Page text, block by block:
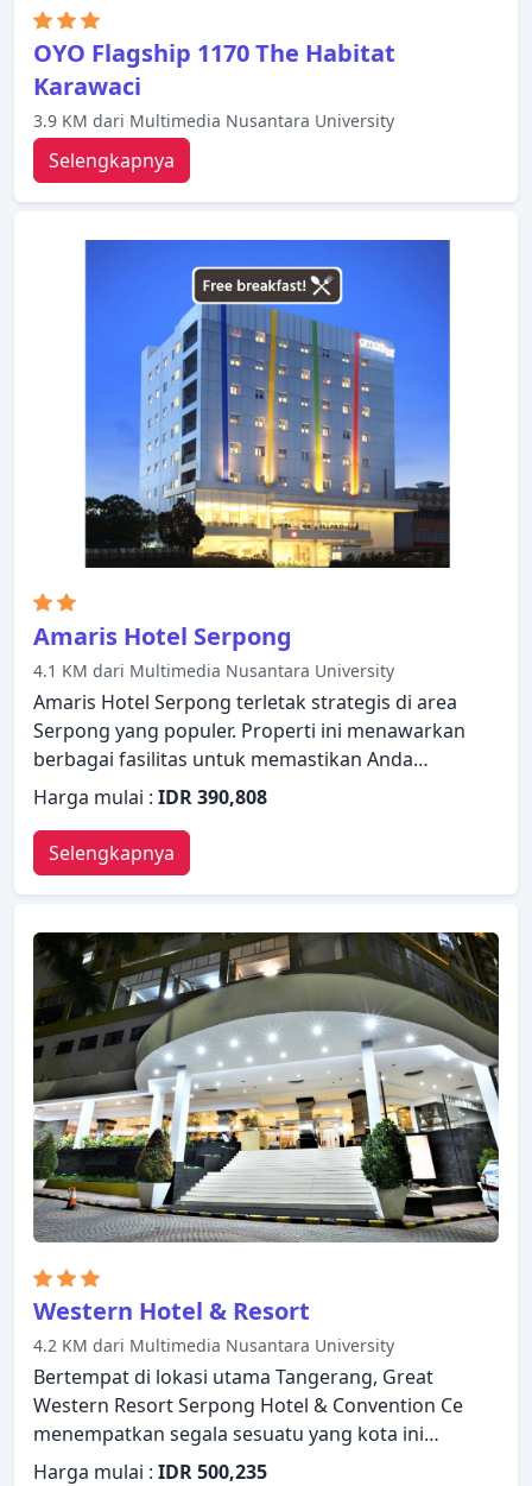
OYO Flagship 1170 The Habitat
Karawaci
3.9 KM dari Multimedia Nusantara University
Selengkapnya
Amaris Hotel Serpong
4.1 KM dari Multimedia Nusantara University
Amaris Hotel Serpong terletak strategis di area
Serpong yang populer. Properti ini menawarkan
berbagai fasilitas untuk memastikan Anda
mendapatkan pengalaman yang luar biasa. Staf
yang siap melayani akan menyambut dan
memandu Anda di Amaris Hotel Serpong.
Dirancang untuk memberikan kenyamanan,
beberapa kamar memiliki televisi layar datar, kopi
instan gratis, linen, cermin, handuk untuk
memastikan kenyamanan istirahat malam Anda.
Properti ini menawarkan berbagai pilihan fasilitas
rekreasi. Temukan semua yang Tangerang
tawarkan dengan membuat Amaris Hotel Serpong
sebagai tempat persinggahan Anda.
Harga mulai : IDR 390,808
Selengkapnya
Western Hotel & Resort
4.2 KM dari Multimedia Nusantara University
Bertempat di lokasi utama Tangerang, Great
Western Resort Serpong Hotel & Convention Ce
menempatkan segala sesuatu yang kota ini
tawarkan tepat di depan pintu kamar Anda.
Harga mulai : IDR 500,235